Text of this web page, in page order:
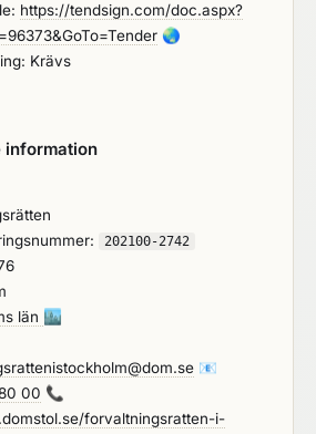
https://tendsign.com/doc.aspx?
🌏
Krävs
information
202100-2742
län 🏙️
📧
00 📞
forvaltningsratten-i-